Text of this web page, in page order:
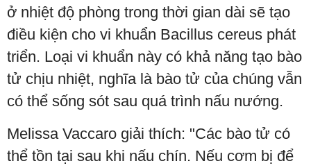
ở nhiệt độ phòng trong thời gian dài sẽ tạo
điều kiện cho vi khuẩn Bacillus cereus phát
triển. Loại vi khuẩn này có khả năng tạo bào
tử chịu nhiệt, nghĩa là bào tử của chúng vẫn
có thể sống sót sau quá trình nấu nướng.
Melissa Vaccaro giải thích: "Các bào tử có
thể tồn tại sau khi nấu chín. Nếu cơm bị để